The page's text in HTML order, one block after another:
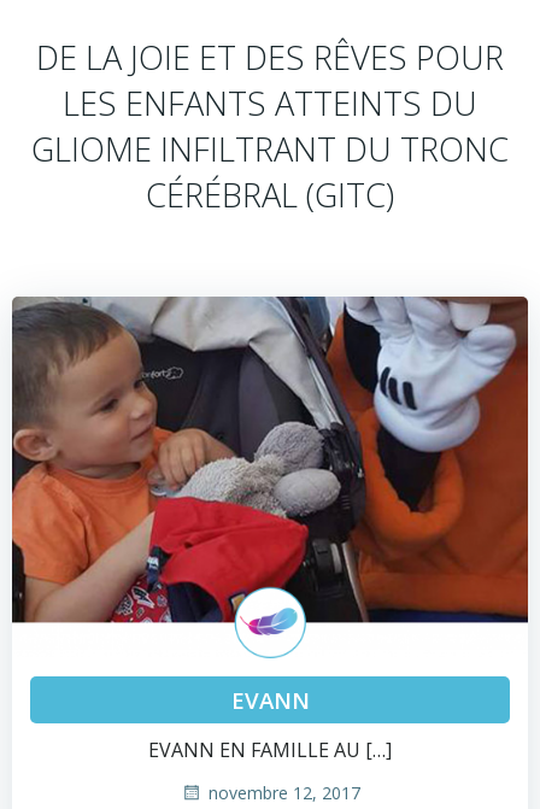
DE LA JOIE ET DES RÊVES POUR
LES ENFANTS ATTEINTS DU
GLIOME INFILTRANT DU TRONC
CÉRÉBRAL (GITC)
EVANN
EVANN EN FAMILLE AU […]
novembre 12, 2017